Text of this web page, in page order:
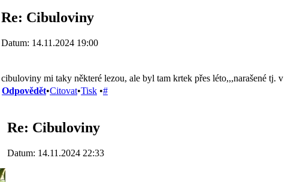
Re: Cibuloviny
Datum: 14.11.2024 19:00
cibuloviny mi taky některé lezou, ale byl tam krtek přes léto,,,narašené tj.
Odpovědět•Citovat•Tisk •#
Re: Cibuloviny
Datum: 14.11.2024 22:33